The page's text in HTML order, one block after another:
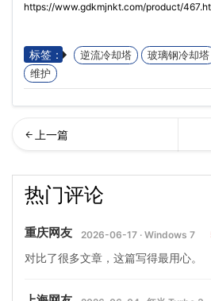
https://www.gdkmjnkt.com/product/
标签： 逆流冷却塔 玻璃钢冷却塔
维护
塔介绍)…
热门评论
重庆网友 2026-06-17 · Windows 7
对比了很多文章，这篇写得最用心。